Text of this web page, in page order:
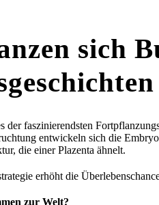
sich
der faszinierendsten
entwickeln sich die
die einer Plazenta ähnelt.
erhöht die
zur Welt?